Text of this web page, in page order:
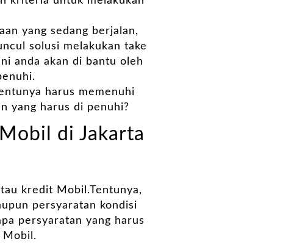
yang sedang berjalan,
solusi melakukan take
anda akan di bantu oleh
harus memenuhi
yang harus di penuhi?
di Jakarta
kredit Mobil.Tentunya,
persyaratan kondisi
persyaratan yang harus
Mobil.